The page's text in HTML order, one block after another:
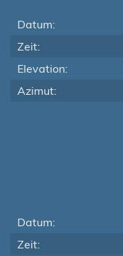
Datum:
Zeit:
Elevation:
Azimut:
Datum:
Zeit: